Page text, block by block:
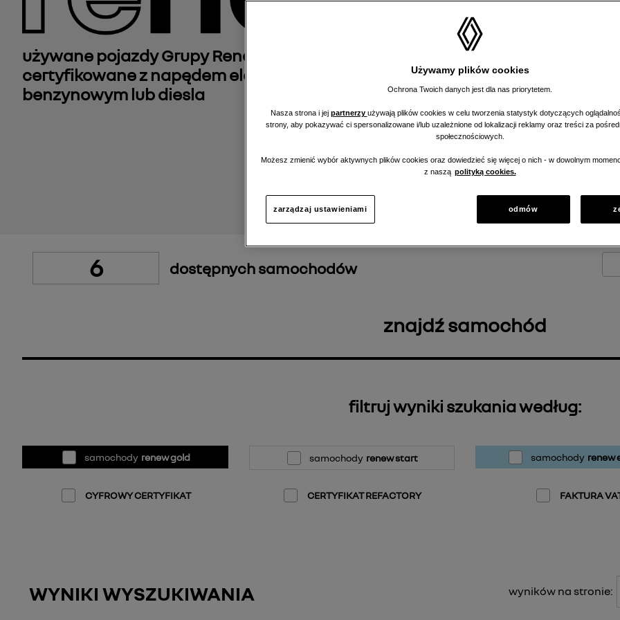
używane pojazdy Grupy Renault, regenerowane i
certyfikowane z napędem elektrycznym, hybrydowym,
benzynowym lub diesla
6 dostępnych samochodów
znajdź samochód
filtruj wyniki szukania według:
samochody renew gold samochody renew start samochody renew
CYFROWY CERTYFIKAT CERTYFIKAT REFACTORY FAKTURA
WYNIKI WYSZUKIWANIA wyników na stronie:
Używamy plików cookies
Ochrona Twoich danych jest dla nas priorytetem.
Nasza strona i jej partnerzy używają plików cookies w celu tworzenia statystyk dotyczących
strony, aby pokazywać ci spersonalizowane i/lub uzależnione od lokalizacji reklamy oraz treści za
społecznościowych.
Możesz zmienić wybór aktywnych plików cookies oraz dowiedzieć się więcej o nich - w dowolnym
z naszą polityką cookies.
zarządzaj ustawieniami odmów